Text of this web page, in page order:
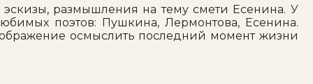
эскизы, размышления на тему смети Есенина. У
поэтов: Пушкина, Лермонтова, Есенина.
осмыслить последний момент жизни